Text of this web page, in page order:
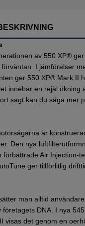
av 550 XP®
I jämförelser
ger 550 XP® Mark II
innebär en rejäl ökning
sagt kan du såga mer
är
Den nya
förbättrade Air Injection-
ger tillförlitlig
man alltid
företagets DNA. I nya
visas det genom en